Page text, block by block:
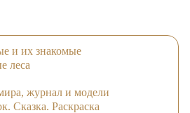
и их знакомые
леса
журнал и модели
Сказка. Раскраска